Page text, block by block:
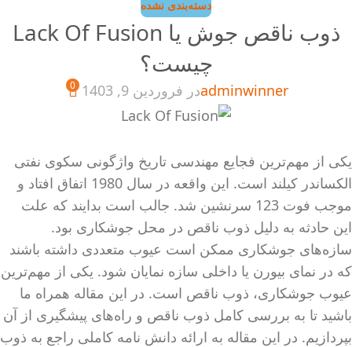
دسته‌بندی نشده
ذوب ناقص جوش یا Lack Of Fusion
چیست؟
adminwinnerدر فروردین 9, 1403 0
یکی از مهم‌ترین فجایع مهندسی تاریخ واژگونی سکوی نفتی
الکساندر کیلند است. این واقعه در سال 1980 اتفاق افتاد و
موجب فوت 123 سرنشین شد. جالب است بدایند که علت
این حادثه به دلیل ذوب ناقص در محل جوشکاری بود.
سازه‌های جوشکاری ممکن است عیوب متعددی داشته باشند
که در نمای بیورن یا داخلی سازه نمایان شود. یکی از مهم‌ترین
عیوب جوشکاری، ذوب ناقص است. در این مقاله همراه ما
باشید تا به بررسی کامل ذوب ناقص و راه‌های پیشگیری از آن
بپردازیم. در این مقاله به ارائه دانش نامه کاملی راجع به ذوب